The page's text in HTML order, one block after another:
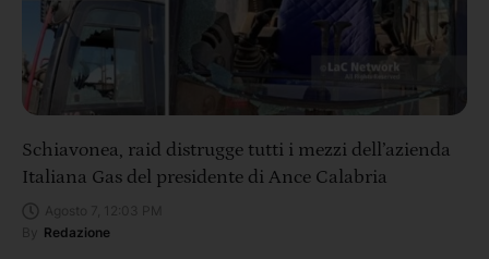
Schiavonea, raid distrugge tutti i mezzi dell’azienda
Italiana Gas del presidente di Ance Calabria
Redazione